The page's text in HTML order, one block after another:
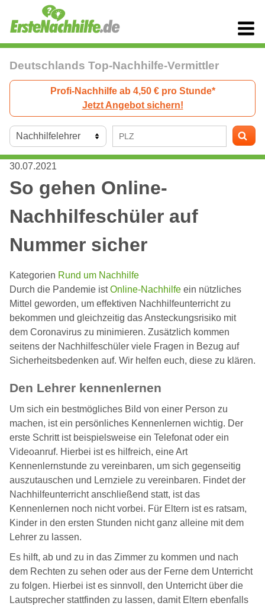
Deutschlands Top-Nachhilfe-Vermittler
Profi-Nachhilfe ab 4,50 € pro Stunde*
Jetzt Angebot sichern!
30.07.2021
So gehen Online-
Nachhilfeschüler auf
Nummer sicher
Kategorien Rund um Nachhilfe
Durch die Pandemie istOnline-Nachhilfe ein nützliches
Mittel geworden, um effektiven Nachhilfeunterricht zu
bekommen und gleichzeitig das Ansteckungsrisiko mit
dem Coronavirus zu minimieren. Zusätzlich kommen
seitens der Nachhilfeschüler viele Fragen in Bezug auf
Sicherheitsbedenken auf. Wir helfen euch, diese zu klären.
Den Lehrer kennenlernen
Um sich ein bestmögliches Bild von einer Person zu
machen, ist ein persönliches Kennenlernen wichtig. Der
erste Schritt ist beispielsweise ein Telefonat oder ein
Videoanruf. Hierbei ist es hilfreich, eine Art
Kennenlernstunde zu vereinbaren, um sich gegenseitig
auszutauschen und Lernziele zu vereinbaren. Findet der
Nachhilfeunterricht anschließend statt, ist das
Kennenlernen noch nicht vorbei. Für Eltern ist es ratsam,
Kinder in den ersten Stunden nicht ganz alleine mit dem
Lehrer zu lassen.
Es hilft, ab und zu in das Zimmer zu kommen und nach
dem Rechten zu sehen oder aus der Ferne dem Unterricht
zu folgen. Hierbei ist es sinnvoll, den Unterricht über die
Lautsprecher stattfinden zu lassen, damit Eltern ebenfalls